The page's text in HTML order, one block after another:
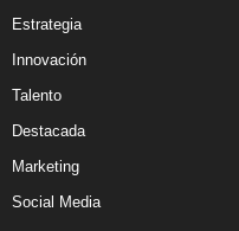
Estrategia
Innovación
Talento
Destacada
Marketing
Social Media